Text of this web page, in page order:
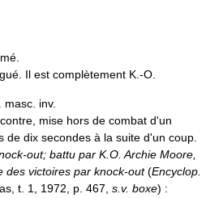
Il est complètement K.-O.
inv.
mise hors de combat d'un
de dix secondes à la suite d'un coup.
out; battu par K.O. Archie Moore,
des victoires par knock-out(Encyclop.
t. 1, 1972, p. 467, s.v. boxe) :